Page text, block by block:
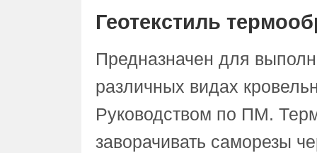
Геотекстиль
Предназначен для
различных видах
Руководством по ПМ.
заворачивать саморезы